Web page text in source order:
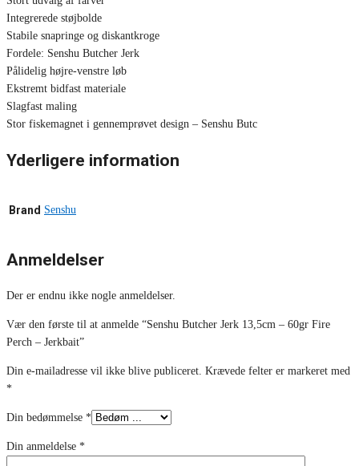
Integrerede støjbolde
Stabile snapringe og diskantkroge
Fordele: Senshu Butcher Jerk
Pålidelig højre-venstre løb
Ekstremt bidfast materiale
Slagfast maling
Stor fiskemagnet i gennemprøvet design – Senshu Butc
Yderligere information
Brand Senshu
Anmeldelser
Der er endnu ikke nogle anmeldelser.
Vær den første til at anmelde “Senshu Butcher Jerk 13,5cm – 60gr Fire
Perch – Jerkbait”
Din e-mailadresse vil ikke blive publiceret. Krævede felter er markeret med
*
Din bedømmelse *
Din anmeldelse *